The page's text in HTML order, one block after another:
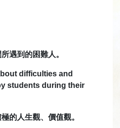
遇到的困難人。
difficulties and
students during their
的人生觀、價值觀。